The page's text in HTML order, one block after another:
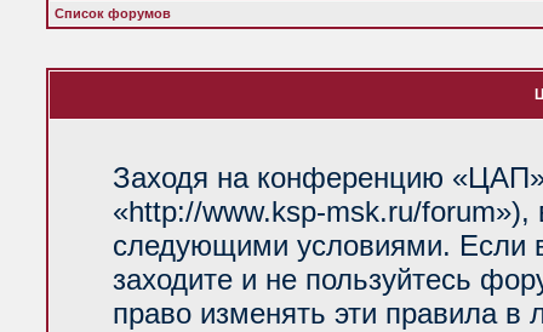
Список форумов
Заходя на конференцию
«http://www.ksp-msk.ru/forum»),
следующими условиями. Если
заходите и не пользуйтесь
право изменять эти правила